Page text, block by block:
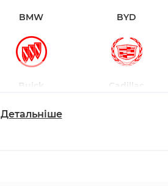
BMW BYD
Buick Cadillac
Детальніше